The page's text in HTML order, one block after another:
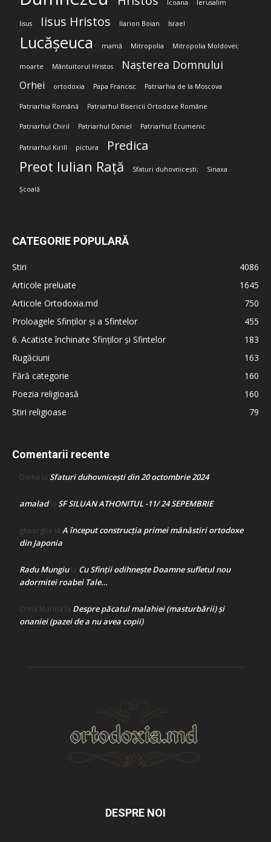
Icoana Ierusalim
Iisus Iisus Hristos Ilarion Boian Israel
Lucășeuca mamă Mitropolia Mitropolia Moldovei;
moarte Mântuitorul Hristos Nașterea Domnului
Orhei ortodoxia Papa Francisc Patriarhia de la Moscova
Patriarhia Română Patriarhul Bisericii Ortodoxe Române
Patriarhul Chiril Patriarhul Daniel Patriarhul Ecumenic
Patriarhul Kirill pictura Predica
Preot Iulian Rață Sfaturi duhovnicești; Sinaxa
Școală
CATEGORIE POPULARĂ
Stiri
4086
Articole preluate
1645
Articole Ortodoxia.md
750
Proloagele Sfinților și a Sfintelor
455
6. Acatiste închinate Sfinților și Sfintelor
183
Rugăciuni
163
Fără categorie
160
Poezia religioasă
160
Stiri religioase
79
Comentarii recente
Doina la Sfaturi duhovnicești din 20 octombrie 2024
amaladla SF SILUAN ATHONITUL -11/ 24 SEPEMBRIE
gheorghe la A început construcţia primei mănăstiri ortodoxe
din Japonia
Radu Mungiula Cu Sfinții odihnește Doamne sufletul nou
adormitei roabei Tale…
Crina Marina la Despre păcatul malahiei (masturbării) şi
onaniei (pazei de a nu avea copii)
DESPRE NOI